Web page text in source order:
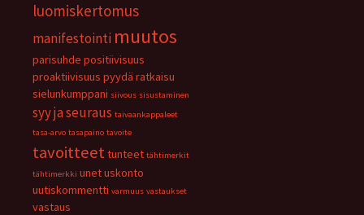
luomiskertomus
manifestointi muutos
parisuhde positiivisuus
proaktiivisuus pyydä ratkaisu
sielunkumppani siivous sisustaminen
syy ja seuraus taivaankappaleet
tasa-arvo tasapaino tavoite
tavoitteettunteet tähtimerkit
tähtimerkki unetuskonto
uutiskommentti varmuus vastaukset
vastaus